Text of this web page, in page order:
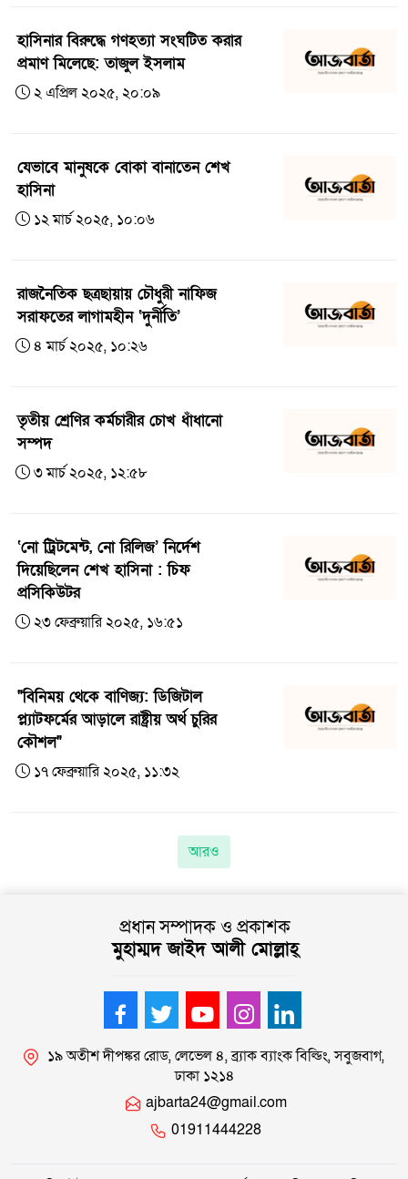
হাসিনার বিরুদ্ধে গণহত্যা সংঘটিত করার
প্রমাণ মিলেছে: তাজুল ইসলাম
২ এপ্রিল ২০২৫, ২০:০৯
যেভাবে মানুষকে বোকা বানাতেন শেখ
হাসিনা
১২ মার্চ ২০২৫, ১০:০৬
রাজনৈতিক ছত্রছায়ায় চৌধুরী নাফিজ
সরাফতের লাগামহীন ‘দুর্নীতি’
৪ মার্চ ২০২৫, ১০:২৬
তৃতীয় শ্রেণির কর্মচারীর চোখ ধাঁধানো
সম্পদ
৩ মার্চ ২০২৫, ১২:৫৮
‘নো ট্রিটমেন্ট, নো রিলিজ’ নির্দেশ
দিয়েছিলেন শেখ হাসিনা : চিফ
প্রসিকিউটর
২৩ ফেব্রুয়ারি ২০২৫, ১৬:৫১
"বিনিময় থেকে বাণিজ্য: ডিজিটাল
প্ল্যাটফর্মের আড়ালে রাষ্ট্রীয় অর্থ চুরির
কৌশল"
১৭ ফেব্রুয়ারি ২০২৫, ১১:৩২
আরও
প্রধান সম্পাদক ও প্রকাশক
মুহাম্মদ জাইদ আলী মোল্লাহ্
১৯ অতীশ দীপঙ্কর রোড, লেভেল ৪, ব্র্যাক ব্যাংক বিল্ডিং, সবুজবাগ,
ঢাকা ১২১৪
ajbarta24@gmail.com
01911444228